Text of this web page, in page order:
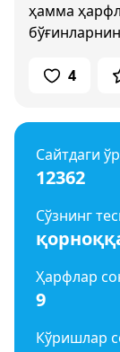
ҳамма
4
Сайтдаги
12362
Сўзнинг
Ҳарфлар
9
Кўришлар